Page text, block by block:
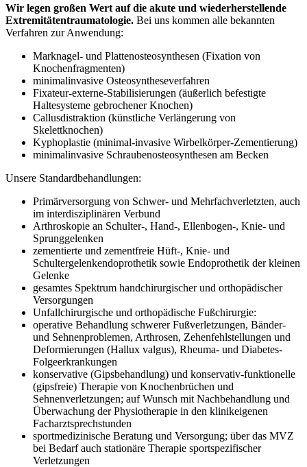
Wir legen großen Wert auf die akute und wiederherstellende
Extremitätentraumatologie. Bei uns kommen alle bekannten
Verfahren zur Anwendung:
Marknagel- und Plattenosteosynthesen (Fixation von
Knochenfragmenten)
minimalinvasive Osteosyntheseverfahren
Fixateur-externe-Stabilisierungen (äußerlich befestigte
Haltesysteme gebrochener Knochen)
Callusdistraktion (künstliche Verlängerung von
Skelettknochen)
Kyphoplastie (minimal-invasive Wirbelkörper-Zementierung)
minimalinvasive Schraubenosteosynthesen am Becken
Unsere Standardbehandlungen:
Primärversorgung von Schwer- und Mehrfachverletzten, auch
im interdisziplinären Verbund
Arthroskopie an Schulter-, Hand-, Ellenbogen-, Knie- und
Sprunggelenken
zementierte und zementfreie Hüft-, Knie- und
Schultergelenkendoprothetik sowie Endoprothetik der kleinen
Gelenke
gesamtes Spektrum handchirurgischer und orthopädischer
Versorgungen
Unfallchirurgische und orthopädische Fußchirurgie:
operative Behandlung schwerer Fußverletzungen, Bänder-
und Sehnenproblemen, Arthrosen, Zehenfehlstellungen und
Deformierungen (Hallux valgus), Rheuma- und Diabetes-
Folgeerkrankungen
konservative (Gipsbehandlung) und konservativ-funktionelle
(gipsfreie) Therapie von Knochenbrüchen und
Sehnenverletzungen; auf Wunsch mit Nachbehandlung und
Überwachung der Physiotherapie in den klinikeigenen
Facharztsprechstunden
sportmedizinische Beratung und Versorgung; über das MVZ
bei Bedarf auch stationäre Therapie sportspezifischer
Verletzungen